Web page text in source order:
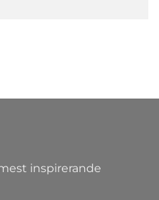
inspirerande